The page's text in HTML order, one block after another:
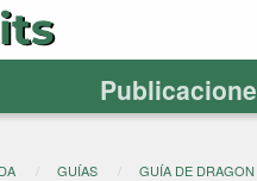
GUÍAS GUÍA DE